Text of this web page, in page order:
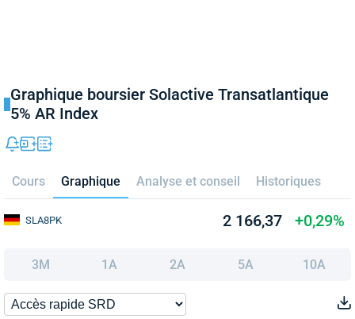
Graphique boursier Solactive Transatlantique
5% AR Index
Cours Graphique Analyse et conseil Historiques
SLA8PK 2 166,37 +0,29%
3M 1A 2A 5A 10A